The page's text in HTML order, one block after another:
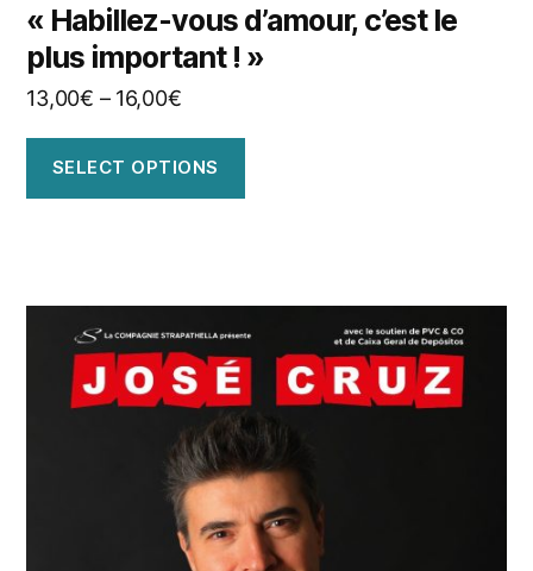
« Habillez-vous d’amour, c’est le
plus important ! »
13,00€ – 16,00€
SELECT OPTIONS